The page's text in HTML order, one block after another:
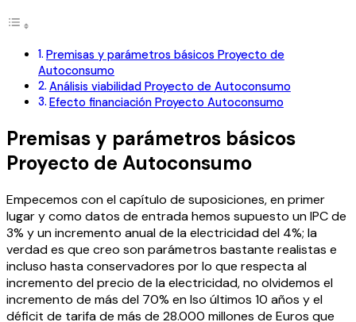
Premisas y parámetros básicos Proyecto de
Autoconsumo
Análisis viabilidad Proyecto de Autoconsumo
Efecto financiación Proyecto Autoconsumo
Premisas y parámetros básicos
Proyecto de Autoconsumo
Empecemos con el capítulo de suposiciones, en primer
lugar y como datos de entrada hemos supuesto un IPC de
3% y un incremento anual de la electricidad del 4%; la
verdad es que creo son parámetros bastante realistas e
incluso hasta conservadores por lo que respecta al
incremento del precio de la electricidad, no olvidemos el
incremento de más del 70% en lso últimos 10 años y el
déficit de tarifa de más de 28.000 millones de Euros que